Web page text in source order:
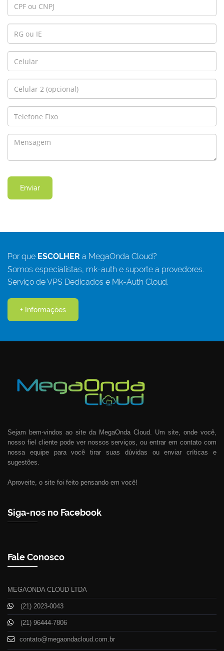
Por que ESCOLHER a MegaOnda Cloud?
Somos especialistas, mk-auth e suporte a provedores.
Serviço de VPS Dedicados e Mk-Auth Cloud.
+ Informações
Sejam bem-vindos ao site da MegaOnda Cloud. Um site, onde você,
nosso fiel cliente pode ver nossos serviços, ou entrar em contato com
nossa equipe para você tirar suas dúvidas ou enviar críticas e
sugestões.
Aproveite, o site foi feito pensando em você!
Siga-nos no Facebook
Fale Conosco
MEGAONDA CLOUD LTDA
(21) 2023-0043
(21) 96444-7806
contato@megaondacloud.com.br